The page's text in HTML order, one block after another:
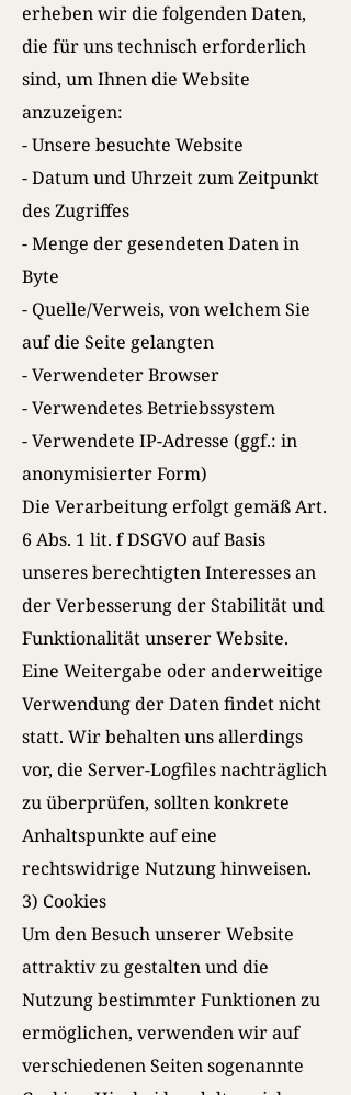
erheben wir die folgenden Daten,
die für uns technisch erforderlich
sind, um Ihnen die Website
anzuzeigen:
- Unsere besuchte Website
- Datum und Uhrzeit zum Zeitpunkt
des Zugriffes
- Menge der gesendeten Daten in
Byte
- Quelle/Verweis, von welchem Sie
auf die Seite gelangten
- Verwendeter Browser
- Verwendetes Betriebssystem
- Verwendete IP-Adresse (ggf.: in
anonymisierter Form)
Die Verarbeitung erfolgt gemäß Art.
6 Abs. 1 lit. f DSGVO auf Basis
unseres berechtigten Interesses an
der Verbesserung der Stabilität und
Funktionalität unserer Website.
Eine Weitergabe oder anderweitige
Verwendung der Daten findet nicht
statt. Wir behalten uns allerdings
vor, die Server-Logfiles nachträglich
zu überprüfen, sollten konkrete
Anhaltspunkte auf eine
rechtswidrige Nutzung hinweisen.
3) Cookies
Um den Besuch unserer Website
attraktiv zu gestalten und die
Nutzung bestimmter Funktionen zu
ermöglichen, verwenden wir auf
verschiedenen Seiten sogenannte